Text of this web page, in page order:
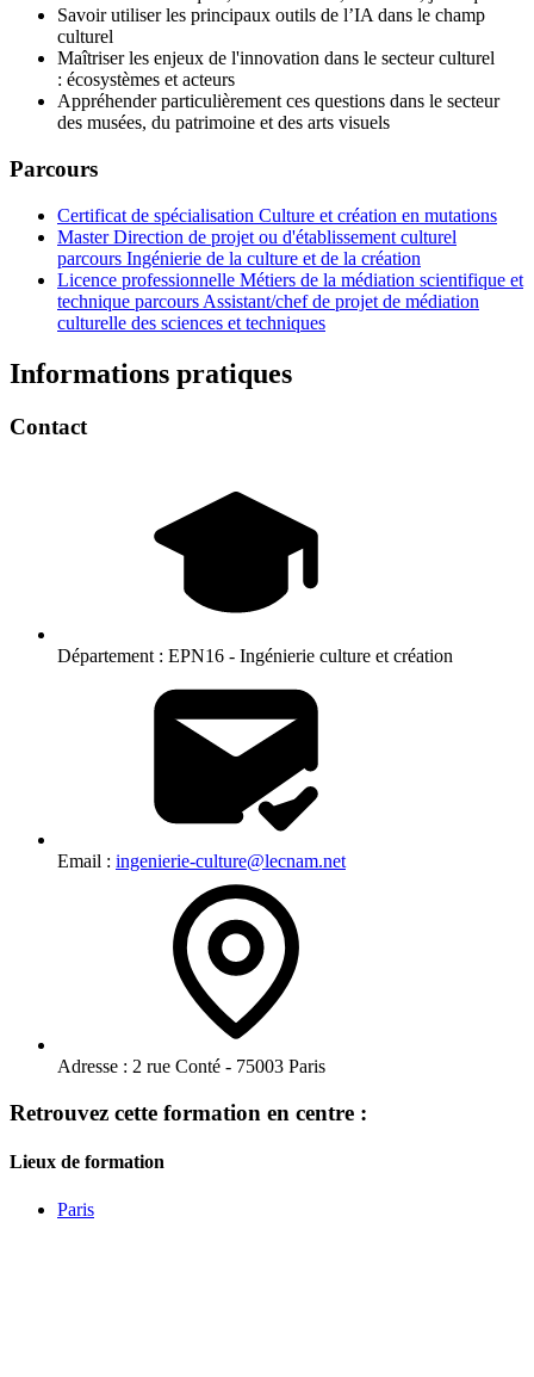
Savoir utiliser les principaux outils de l’IA dans le champ
culturel
Maîtriser les enjeux de l'innovation dans le secteur culturel
: écosystèmes et acteurs
Appréhender particulièrement ces questions dans le secteur
des musées, du patrimoine et des arts visuels
Parcours
Certificat de spécialisation Culture et création en mutations
Master Direction de projet ou d'établissement culturel
parcours Ingénierie de la culture et de la création
Licence professionnelle Métiers de la médiation scientifique et
technique parcours Assistant/chef de projet de médiation
culturelle des sciences et techniques
Informations pratiques
Contact
Département : EPN16 - Ingénierie culture et création
Email : ingenierie-culture@lecnam.net
Adresse : 2 rue Conté - 75003 Paris
Retrouvez cette formation en centre :
Lieux de formation
Paris